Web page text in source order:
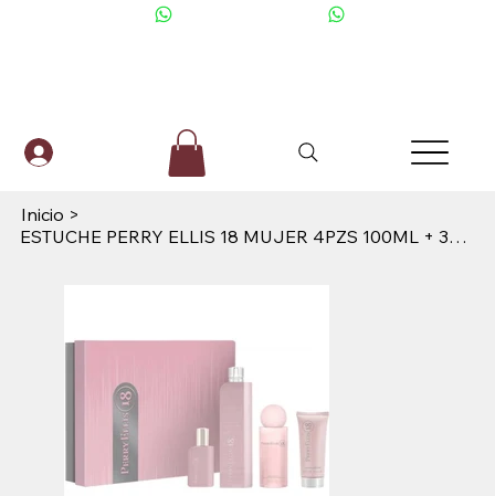
Inicio >
ESTUCHE PERRY ELLIS 18 MUJER 4PZS 100ML + 30ML + SPLASH + CREMA